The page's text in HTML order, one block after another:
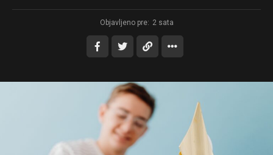
Objavljeno pre: 2 sata